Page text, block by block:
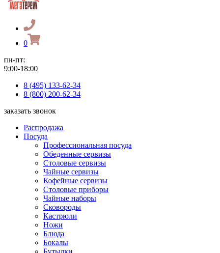
0
пн-пт:
9:00-18:00
8 (495) 133-62-34
8 (800) 200-62-34
заказать звонок
Распродажа
Посуда
Профессиональная посуда
Обеденные сервизы
Столовые сервизы
Чайные сервизы
Кофейные сервизы
Столовые приборы
Чайные наборы
Сковороды
Кастрюли
Ножи
Блюда
Бокалы
Бутылки